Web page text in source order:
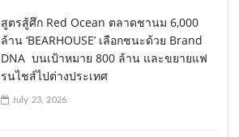
สูตรสู้ศึก Red Ocean ตลาดชานม 6,000
ล้าน ‘BEARHOUSE’ เลือกชนะด้วย Brand
DNA บนเป้าหมาย 800 ล้าน และขยายแฟ
รนไชส์ไปต่างประเทศ
July 23, 2026